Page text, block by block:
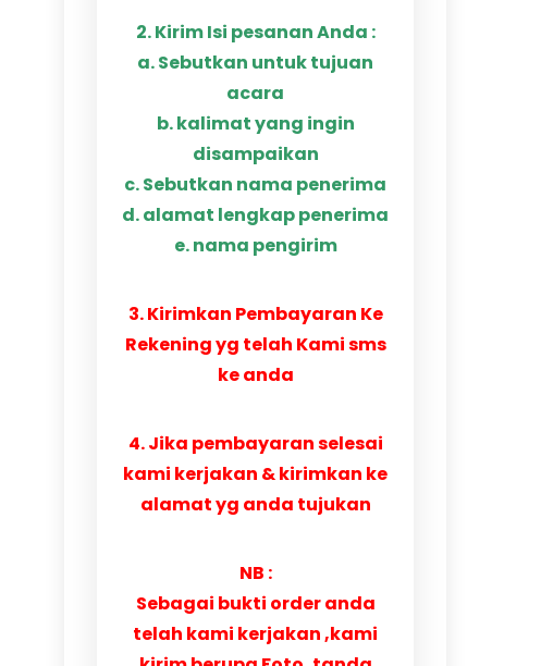
2. Kirim Isi pesanan Anda :
a. Sebutkan untuk tujuan
acara
b. kalimat yang ingin
disampaikan
c. Sebutkan nama penerima
d. alamat lengkap penerima
e. nama pengirim
3. Kirimkan Pembayaran Ke
Rekening yg telah Kami sms
ke anda
4. Jika pembayaran selesai
kami kerjakan & kirimkan ke
alamat yg anda tujukan
NB :
Sebagai bukti order anda
telah kami kerjakan ,kami